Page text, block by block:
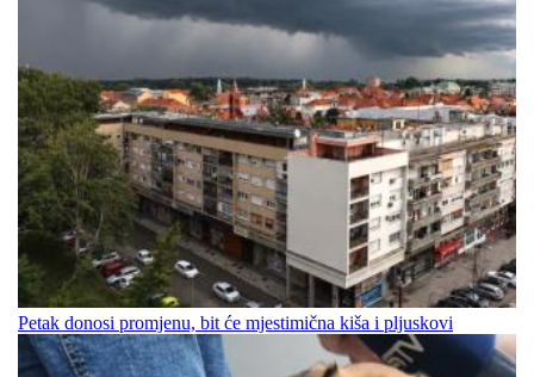
Petak donosi promjenu, bit će mjestimična kiša i pljuskovi